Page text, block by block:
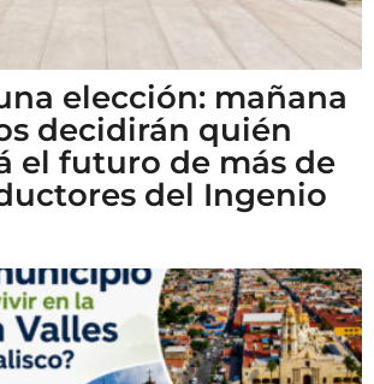
elección: mañana
decidirán quién
el futuro de más de
del Ingenio